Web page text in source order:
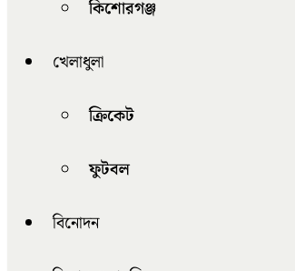
কিশোরগঞ্জ
খেলাধুলা
ক্রিকেট
ফুটবল
বিনোদন